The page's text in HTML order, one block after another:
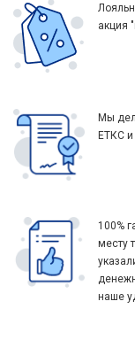
акция
Мы
ЕТКС и
100%
месту
наше